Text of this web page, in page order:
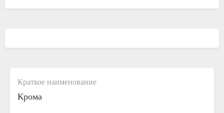
Краткое наименование
Крома